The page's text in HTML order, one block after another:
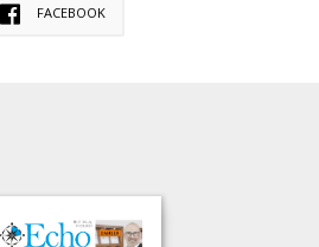
FACEBOOK